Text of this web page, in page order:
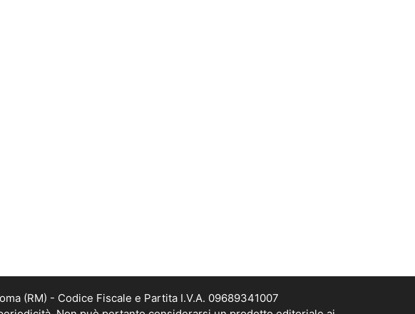
(RM) - Codice Fiscale e Partita I.V.A. 09689341007